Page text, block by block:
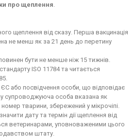
про щеплення.
щеплення від сказу. Перша вакцинація
не менш як за 21 день до перетину
бути не менше ніж 15 тижнів.
ISO 11784 та читається
або посвідчення особи, що відповідає
супроводжуюча особа вказана як
тварини, збережений у мікрочіпі.
дату та термін дії щеплення від
ветеринарами, уповноваженими цього
штату.